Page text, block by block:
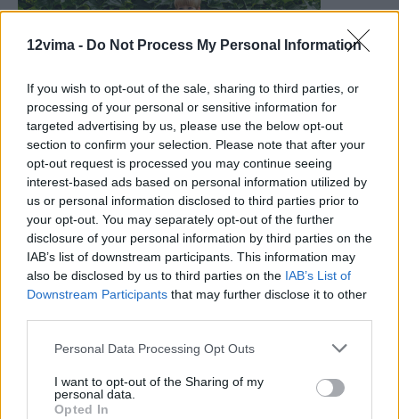
12vima - Do Not Process My Personal Information
If you wish to opt-out of the sale, sharing to third parties, or
processing of your personal or sensitive information for
targeted advertising by us, please use the below opt-out
section to confirm your selection. Please note that after your
opt-out request is processed you may continue seeing
interest-based ads based on personal information utilized by
us or personal information disclosed to third parties prior to
your opt-out. You may separately opt-out of the further
disclosure of your personal information by third parties on the
IAB’s list of downstream participants. This information may
also be disclosed by us to third parties on the IAB’s List of
Downstream Participants that may further disclose it to other
Personal Data Processing Opt Outs
I want to opt-out of the Sharing of my
personal data.
Opted In